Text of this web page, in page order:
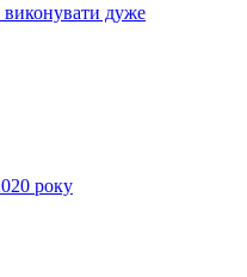
виконувати дуже
року